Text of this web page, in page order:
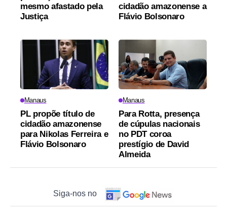
mesmo afastado pela
Justiça
cidadão amazonense a
Flávio Bolsonaro
Manaus
PL propõe título de
cidadão amazonense
para Nikolas Ferreira e
Flávio Bolsonaro
Manaus
Para Rotta, presença
de cúpulas nacionais
no PDT coroa
prestígio de David
Almeida
Siga-nos no